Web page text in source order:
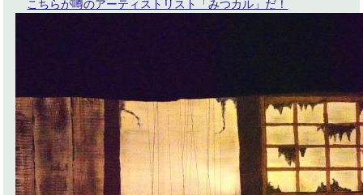
こちらが噂のアーティストリスト「みつカル」だ！